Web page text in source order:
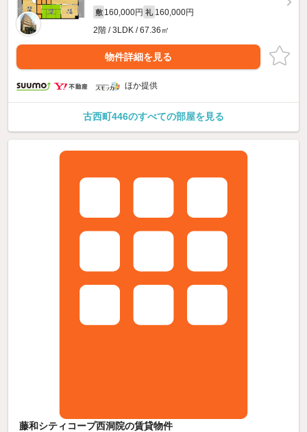
敷 160,000円 礼 160,000円
2階 / 3LDK / 67.36㎡
物件詳細を見る
ほか提供
古西町446のすべての部屋を見る
藤和シティコープ西洞院の賃貸物件